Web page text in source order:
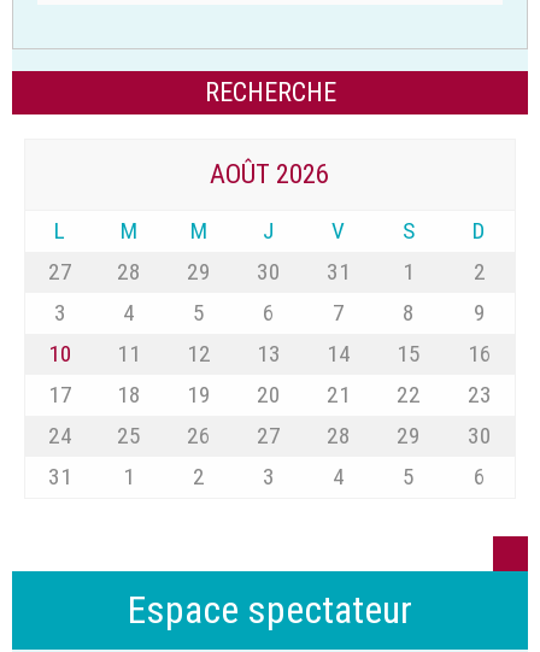
AOÛT 2026
L M M J V S
D
27
28 29 30 31 1
2
3
4 5 6 7 8
9
10
11 12 13 14 15
16
17
18 19 20 21 22
23
24
25 26 27 28 29
30
31
1 2 3 4 5 6
Espace spectateur